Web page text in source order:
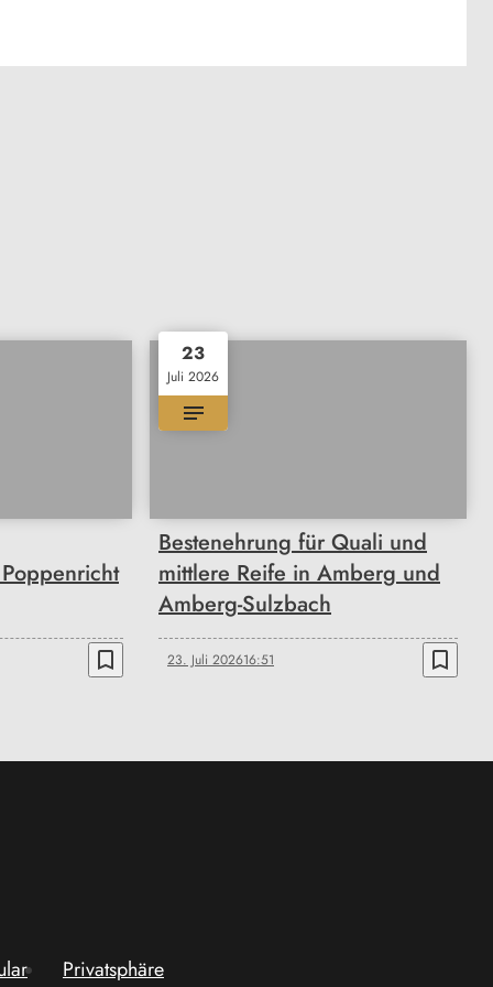
bookmark_border
23
Juli 2026
Bestenehrung für Quali und
mittlere Reife in Amberg und
Amberg-Sulzbach
23. Juli 202616:51 bookmark_border
Privatsphäre